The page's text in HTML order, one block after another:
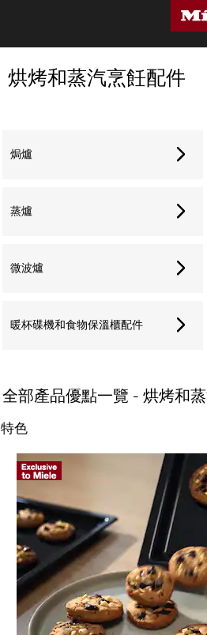
烘烤和蒸汽烹飪配件
焗爐
蒸爐
微波爐
暖杯碟機和食物保溫櫃配件
全部產品優點一覽 - 烘烤和
特色